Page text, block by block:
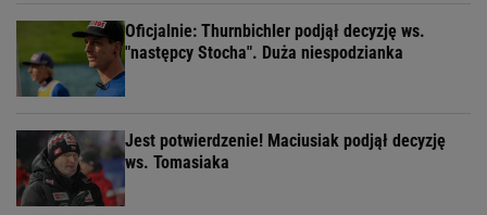
Oficjalnie: Thurnbichler podjął decyzję ws.
"następcy Stocha". Duża niespodzianka
Jest potwierdzenie! Maciusiak podjął decyzję
ws. Tomasiaka